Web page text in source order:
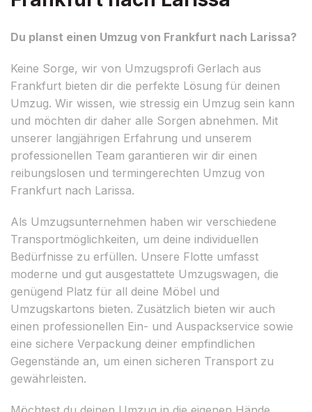
Du planst einen Umzug von Frankfurt nach Larissa?
Keine Sorge, wir von Umzugsprofi Gerlach aus
Frankfurt bieten dir die perfekte Lösung für deinen
Umzug. Wir wissen, wie stressig ein Umzug sein kann
und möchten dir daher alle Sorgen abnehmen. Mit
unserer langjährigen Erfahrung und unserem
professionellen Team garantieren wir dir einen
reibungslosen und termingerechten Umzug von
Frankfurt nach Larissa.
Als Umzugsunternehmen haben wir verschiedene
Transportmöglichkeiten, um deine individuellen
Bedürfnisse zu erfüllen. Unsere Flotte umfasst
moderne und gut ausgestattete Umzugswagen, die
genügend Platz für all deine Möbel und
Umzugskartons bieten. Zusätzlich bieten wir auch
einen professionellen Ein- und Auspackservice sowie
eine sichere Verpackung deiner empfindlichen
Gegenstände an, um einen sicheren Transport zu
gewährleisten.